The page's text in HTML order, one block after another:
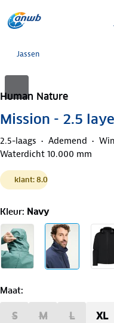
Jassen
Human Nature
Mission - 2.5
2.5-laags Ademend
Waterdicht 10.000 mm
klant: 8.0
Kleur: Navy
Maat:
S M L XL